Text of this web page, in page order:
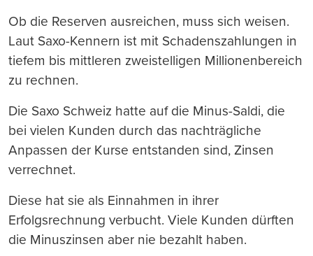
Ob die Reserven ausreichen, muss sich weisen.
Laut Saxo-Kennern ist mit Schadenszahlungen in
tiefem bis mittleren zweistelligen Millionenbereich
zu rechnen.
Die Saxo Schweiz hatte auf die Minus-Saldi, die
bei vielen Kunden durch das nachträgliche
Anpassen der Kurse entstanden sind, Zinsen
verrechnet.
Diese hat sie als Einnahmen in ihrer
Erfolgsrechnung verbucht. Viele Kunden dürften
die Minuszinsen aber nie bezahlt haben.